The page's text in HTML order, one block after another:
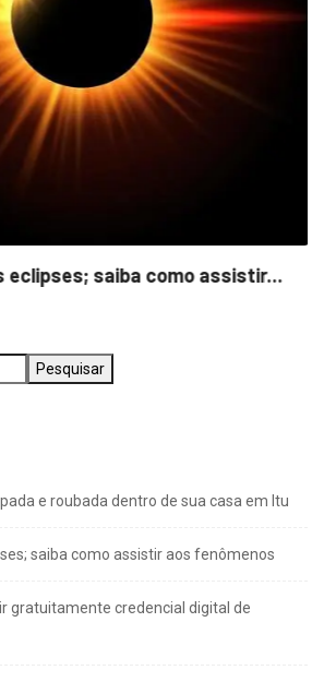
saiba como assistir...
Pesquisar
e roubada dentro de sua casa em Itu
saiba como assistir aos fenômenos
gratuitamente credencial digital de